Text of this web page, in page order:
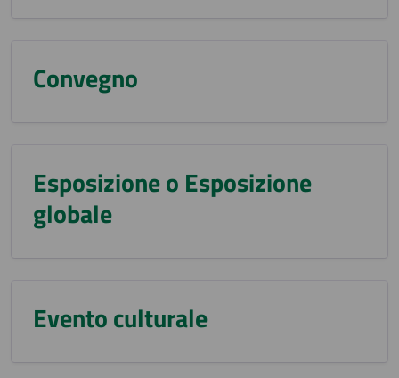
Convegno
Esposizione o Esposizione
globale
Evento culturale